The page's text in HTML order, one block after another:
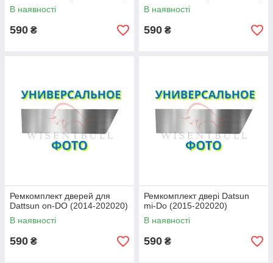
В наявності
590 ₴
В наявності
590 ₴
Ремкомплект дверей для
Dattsun on-DO (2014-202020)
В наявності
590 ₴
Ремкомплект двері Datsun
mi-Do (2015-202020)
В наявності
590 ₴